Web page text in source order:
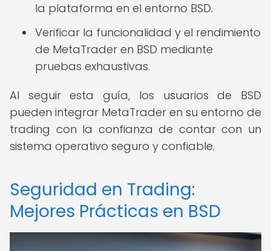
la plataforma en el entorno BSD.
Verificar la funcionalidad y el rendimiento
de MetaTrader en BSD mediante
pruebas exhaustivas.
Al seguir esta guía, los usuarios de BSD
pueden integrar MetaTrader en su entorno de
trading con la confianza de contar con un
sistema operativo seguro y confiable.
Seguridad en Trading:
Mejores Prácticas en BSD